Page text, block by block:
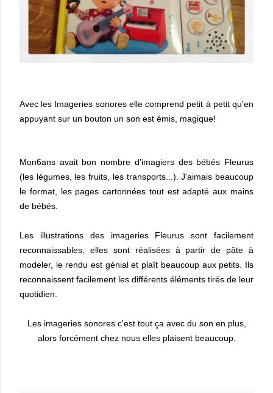
Avec les Imageries sonores elle comprend petit à petit qu'en
appuyant sur un bouton un son est émis, magique!
Mon6ans avait bon nombre d'imagiers des bébés Fleurus
(les légumes, les fruits, les transports...). J'aimais beaucoup
le format, les pages cartonnées tout est adapté aux mains
de bébés.
Les illustrations des imageries Fleurus sont facilement
reconnaissables, elles sont réalisées à partir de pâte à
modeler, le rendu est génial et plaît beaucoup aux petits. Ils
reconnaissent facilement les différents éléments tirés de leur
quotidien.
Les imageries sonores c'est tout ça avec du son en plus,
alors forcément chez nous elles plaisent beaucoup.